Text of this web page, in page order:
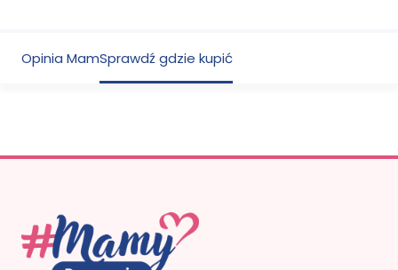
Opinia MamSprawdź gdzie kupić